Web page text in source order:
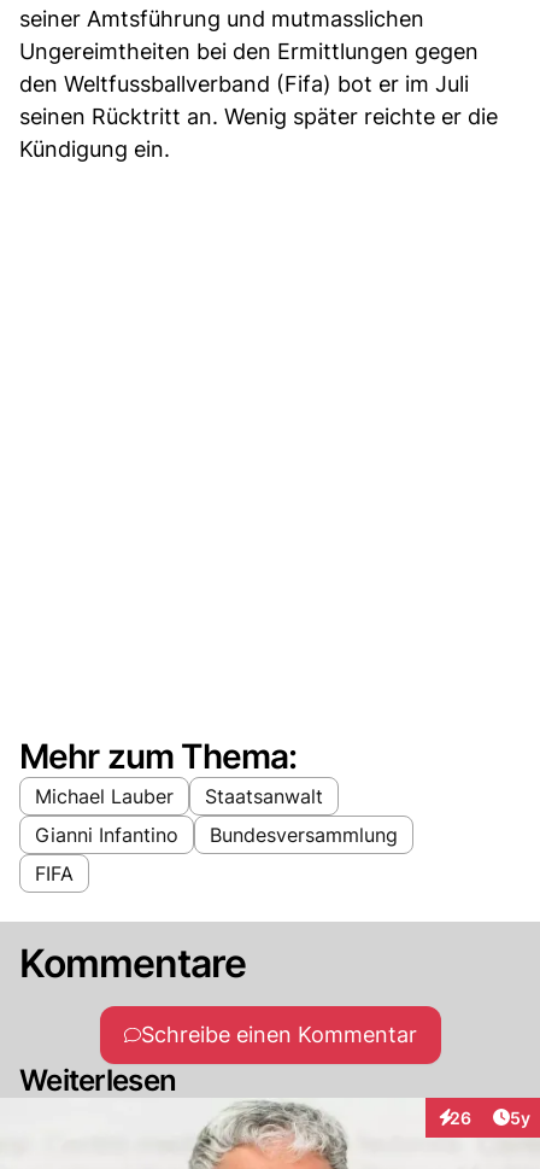
seiner Amtsführung und mutmasslichen
Ungereimtheiten bei den Ermittlungen gegen
den Weltfussballverband (Fifa) bot er im Juli
seinen Rücktritt an. Wenig später reichte er die
Kündigung ein.
Mehr zum Thema:
Michael Lauber
Staatsanwalt
Gianni Infantino
Bundesversammlung
FIFA
Kommentare
Schreibe einen Kommentar
Weiterlesen
26
Interaktionen
5y